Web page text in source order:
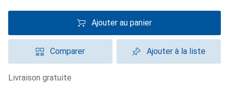
Ajouter au panier
Comparer Ajouter à la liste
livraison gratuite